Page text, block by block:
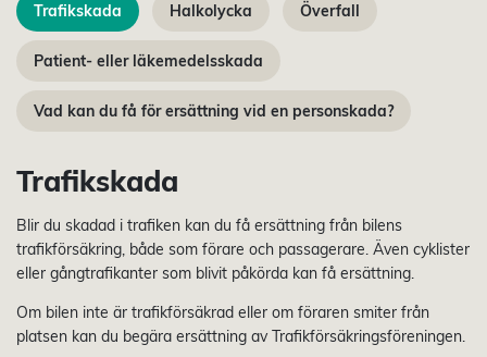
Trafikskada Halkolycka Överfall
Patient- eller läkemedelsskada
Vad kan du få för ersättning vid en personskada?
Trafikskada
Blir du skadad i trafiken kan du få ersättning från bilens
trafikförsäkring, både som förare och passagerare. Även cyklister
eller gångtrafikanter som blivit påkörda kan få ersättning.
Om bilen inte är trafikförsäkrad eller om föraren smiter från
platsen kan du begära ersättning av Trafikförsäkringsföreningen.